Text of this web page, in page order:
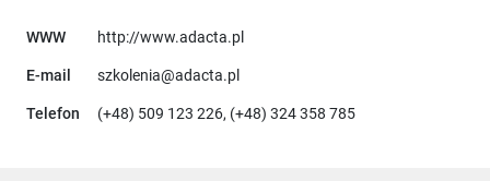
WWW http://www.adacta.plUwaga, link otworzy się w nowym
E-mail szkolenia@adacta.pl
Telefon (+48) 509 123 226, (+48) 324 358 785